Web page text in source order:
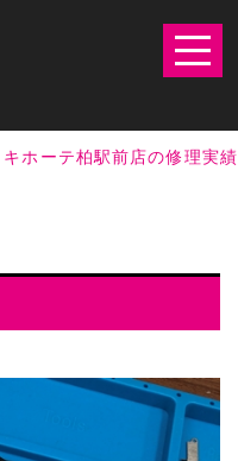
ホーテ柏駅前店の修理実績